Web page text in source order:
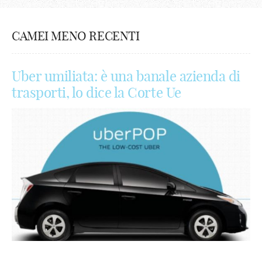
CAMEI MENO RECENTI
Uber umiliata: è una banale azienda di
trasporti, lo dice la Corte Ue